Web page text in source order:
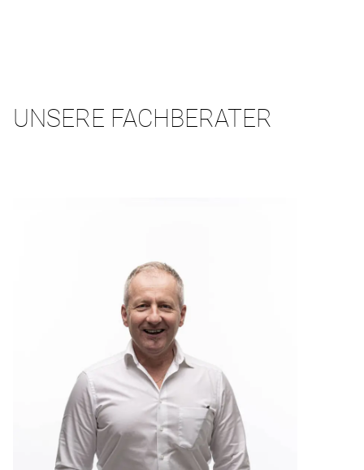
UNSERE FACHBERATER